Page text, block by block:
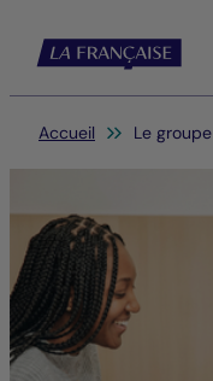
Vous êtes ici:
Accueil Le groupe